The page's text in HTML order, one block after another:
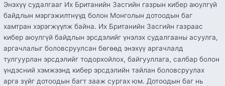
Энэхүү судалгааг Их Британийн Засгийн газрын кибер аюулгүй
байдлын мэргэжилтнүүд болон Монголын дотоодын баг
хамтран хэрэгжүүлж байна. Их Британийн Засгийн газраас
кибер аюулгүй байдлын эрсдэлийг үнэлэх судалгааны асуулга,
аргачлалыг боловсруулсан бөгөөд энэхүү аргачлалд
тулгуурлан эрсдэлийг тодорхойлох, байгууллага, салбар болон
үндэсний хэмжээнд кибер эрсдэлийн тайлан боловсруулах
арга зүйг дотоодын багт зааж сургах юм. Дотоодын баг нь